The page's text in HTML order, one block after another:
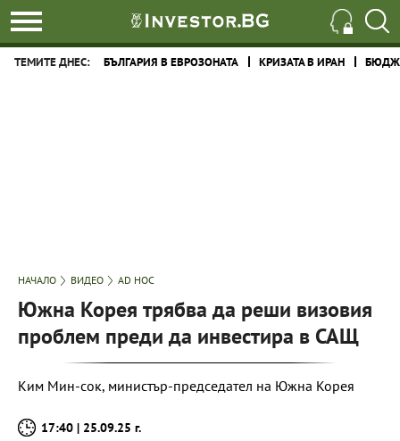
ТЕМИТЕ ДНЕС: БЪЛГАРИЯ В ЕВРОЗОНАТА КРИЗАТА В ИРАН
НАЧАЛО ВИДЕО AD HOC
Южна Корея трябва да реши визовия
проблем преди да инвестира в САЩ
Ким Мин-сок, министър-председател на Южна Корея
17:40 | 25.09.25 г.